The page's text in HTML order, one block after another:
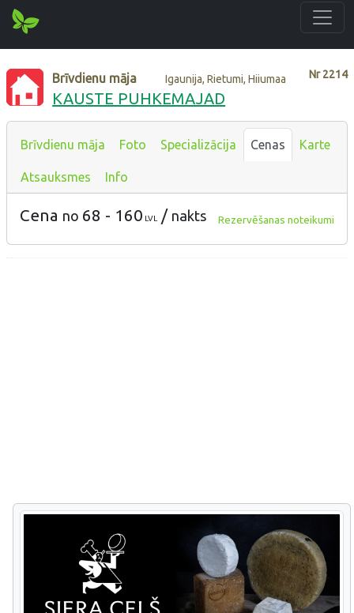
Nr2214
Brīvdienu māja Igaunija, Rietumi, Hiiumaa
KAUSTE PUHKEMAJAD
Brīvdienu māja Foto Specializācija Cenas Karte
Atsauksmes Info
Cena no 68 - 160 LVL / nakts Rezervēšanas noteikumi